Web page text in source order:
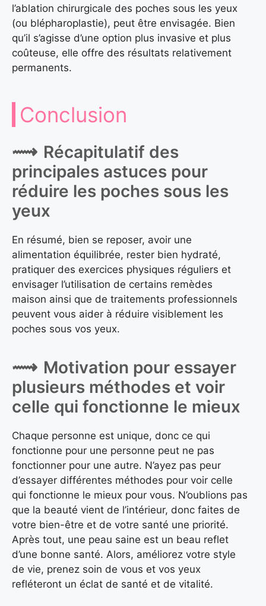
l’ablation chirurgicale des poches sous les yeux
(ou blépharoplastie), peut être envisagée. Bien
qu’il s’agisse d’une option plus invasive et plus
coûteuse, elle offre des résultats relativement
permanents.
Conclusion
Récapitulatif des
principales astuces pour
réduire les poches sous les
yeux
En résumé, bien se reposer, avoir une
alimentation équilibrée, rester bien hydraté,
pratiquer des exercices physiques réguliers et
envisager l’utilisation de certains remèdes
maison ainsi que de traitements professionnels
peuvent vous aider à réduire visiblement les
poches sous vos yeux.
Motivation pour essayer
plusieurs méthodes et voir
celle qui fonctionne le mieux
Chaque personne est unique, donc ce qui
fonctionne pour une personne peut ne pas
fonctionner pour une autre. N’ayez pas peur
d’essayer différentes méthodes pour voir celle
qui fonctionne le mieux pour vous. N’oublions pas
que la beauté vient de l’intérieur, donc faites de
votre bien-être et de votre santé une priorité.
Après tout, une peau saine est un beau reflet
d’une bonne santé. Alors, améliorez votre style
de vie, prenez soin de vous et vos yeux
refléteront un éclat de santé et de vitalité.